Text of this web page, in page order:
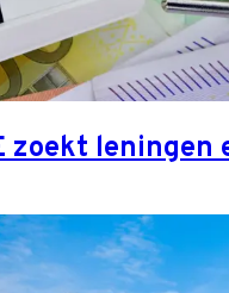
zoekt leningen